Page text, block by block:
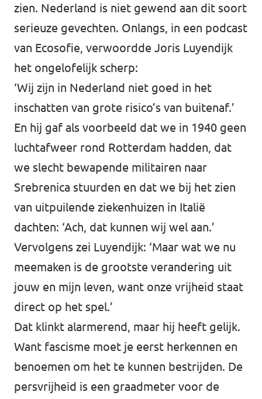
zien. Nederland is niet gewend aan dit soort
serieuze gevechten. Onlangs, in een podcast
van Ecosofie, verwoordde Joris Luyendijk
het ongelofelijk scherp:
‘Wij zijn in Nederland niet goed in het
inschatten van grote risico’s van buitenaf.’
En hij gaf als voorbeeld dat we in 1940 geen
luchtafweer rond Rotterdam hadden, dat
we slecht bewapende militairen naar
Srebrenica stuurden en dat we bij het zien
van uitpuilende ziekenhuizen in Italië
dachten: ‘Ach, dat kunnen wij wel aan.’
Vervolgens zei Luyendijk: ‘Maar wat we nu
meemaken is de grootste verandering uit
jouw en mijn leven, want onze vrijheid staat
direct op het spel.’
Dat klinkt alarmerend, maar hij heeft gelijk.
Want fascisme moet je eerst herkennen en
benoemen om het te kunnen bestrijden. De
persvrijheid is een graadmeter voor de